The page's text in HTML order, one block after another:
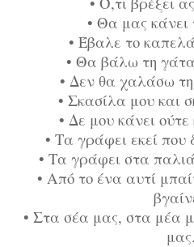
• Θα μας κάνει
• Έβαλε το
• Θα βάλω τη γάτα
• Δεν θα χαλάσω
• Σκασίλα μου και
• Δε μου κάνει ούτε
• Τα γράφει εκεί που
• Τα γράφει στα
• Aπό το ένα αυτί
• Στα σέα μας, στα μέα
μας.